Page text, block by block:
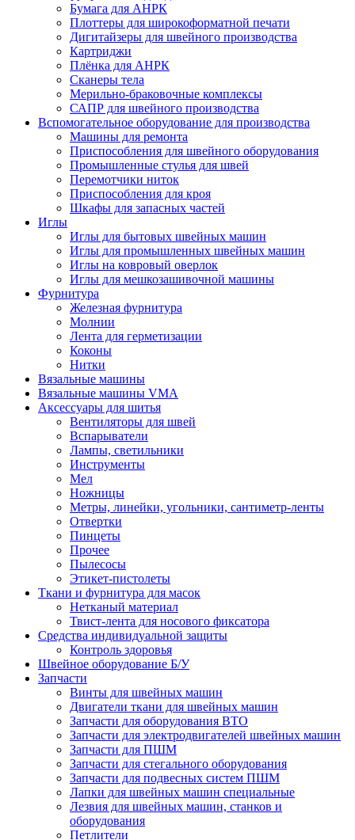
Бумага для АНРК
Плоттеры для широкоформатной печати
Дигитайзеры для швейного производства
Картриджи
Плёнка для АНРК
Сканеры тела
Мерильно-браковочные комплексы
САПР для швейного производства
Вспомогательное оборудование для производства
Машины для ремонта
Приспособления для швейного оборудования
Промышленные стулья для швей
Перемотчики ниток
Приспособления для кроя
Шкафы для запасных частей
Иглы
Иглы для бытовых швейных машин
Иглы для промышленных швейных машин
Иглы на ковровый оверлок
Иглы для мешкозашивочной машины
Фурнитура
Железная фурнитура
Молнии
Лента для герметизации
Коконы
Нитки
Вязальные машины
Вязальные машины VMA
Аксессуары для шитья
Вентиляторы для швей
Вспарыватели
Лампы, светильники
Инструменты
Мел
Ножницы
Метры, линейки, угольники, сантиметр-ленты
Отвертки
Пинцеты
Прочее
Пылесосы
Этикет-пистолеты
Ткани и фурнитура для масок
Нетканый материал
Твист-лента для носового фиксатора
Средства индивидуальной защиты
Контроль здоровья
Швейное оборудование Б/У
Запчасти
Винты для швейных машин
Двигатели ткани для швейных машин
Запчасти для оборудования ВТО
Запчасти для электродвигателей швейных машин
Запчасти для ПШМ
Запчасти для стегального оборудования
Запчасти для подвесных систем ПШМ
Лапки для швейных машин специальные
Лезвия для швейных машин, станков и
оборудования
Петлители